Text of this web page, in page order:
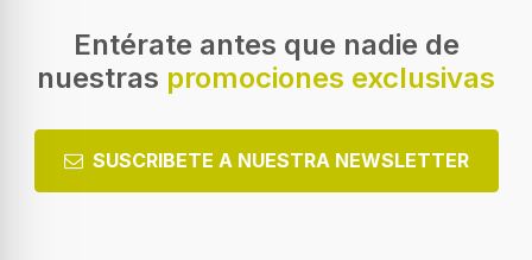
Entérate antes que nadie de
nuestras promociones exclusivas
SUSCRIBETE A NUESTRA NEWSLETTER